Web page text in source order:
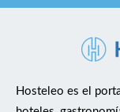
Hosteleo es el